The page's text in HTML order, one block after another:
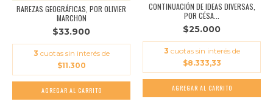
RAREZAS GEOGRÁFICAS, POR OLIVIER
MARCHON
$33.900
3 cuotas sin interés de
$11.300
CONTINUACIÓN DE IDEAS DIVERSAS,
POR CÉSA...
$25.000
3 cuotas sin interés de
$8.333,33